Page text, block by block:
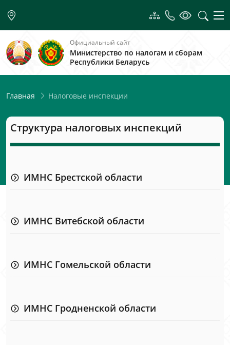
Официальный сайт
Министерство по налогам и сборам
Республики Беларусь
Главная Налоговые инспекции
Структура налоговых инспекций
ИМНС Брестской области
ИМНС Витебской области
ИМНС Гомельской области
ИМНС Гродненской области